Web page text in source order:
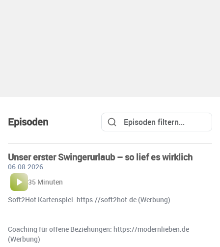
Episoden
Unser erster Swingerurlaub – so lief es wirklich
06.08.2026
35 Minuten
Soft2Hot Kartenspiel: https://soft2hot.de (Werbung)
Coaching für offene Beziehungen: https://modernlieben.de
(Werbung)